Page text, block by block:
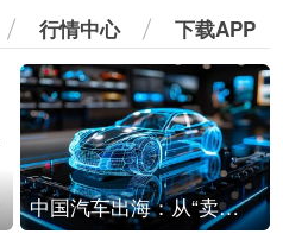
行情中心 下载APP
中国汽车出海：从“卖出去”到“走进去”